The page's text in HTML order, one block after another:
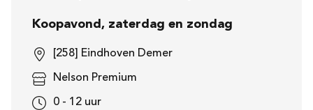
Koopavond, zaterdag en zondag
[258] Eindhoven Demer
Nelson Premium
0 - 12 uur